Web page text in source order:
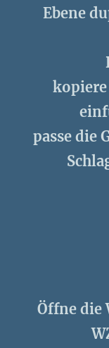
Ebene
passe die
Öffne die